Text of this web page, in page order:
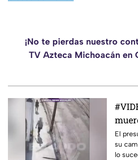
¡No te pierdas nuestro
TV Azteca Michoacán en
El
su
lo